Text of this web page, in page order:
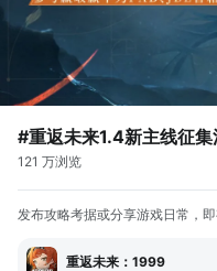
#重返未来1.4新主线征集
121 万浏览
发布攻略考据或分享游戏日常，
重返未来：1999